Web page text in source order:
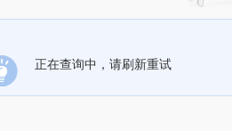
正在查询中，请刷新重试